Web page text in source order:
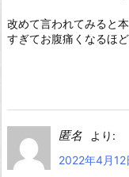
改めて言われてみると
すぎてお腹痛くなるほ
匿名
より:
2022年4月